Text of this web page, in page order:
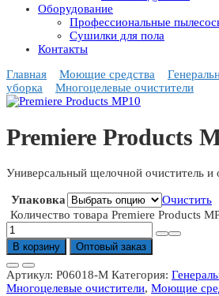
Оборудование
Профессиональные
Сушилки для пола
Контакты
Главная
Моющие средства
уборка
Многоцелевые очистители
Premiere Products
Универсальный щелочной очиститель и
Упаковка
Очистить
Количество товара Premiere Products
В корзину Оптовый заказ
Артикул: P06018-M Категория:
Многоцелевые очистители, Моющие